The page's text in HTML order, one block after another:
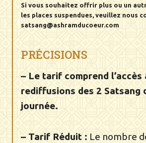
Si vous souhaitez offrir plus ou un
les places suspendues, veuillez nous
satsang@ashramducoeur.com
PRÉCISIONS
– Le tarif comprend l’accès
rediffusions des 2 Satsang
journée.
– Tarif Réduit : Le nombre